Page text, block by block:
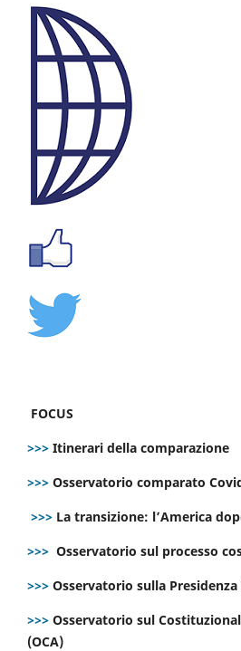
FOCUS
>>> Itinerari della comparazione
>>> Osservatorio comparato
>>> La transizione: l’America
>>> Osservatorio sul processo
>>> Osservatorio sulla
>>> Osservatorio sul
(OCA)